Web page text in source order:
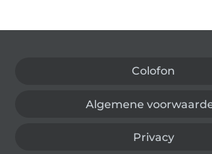
Colofon
Algemene
Privacy